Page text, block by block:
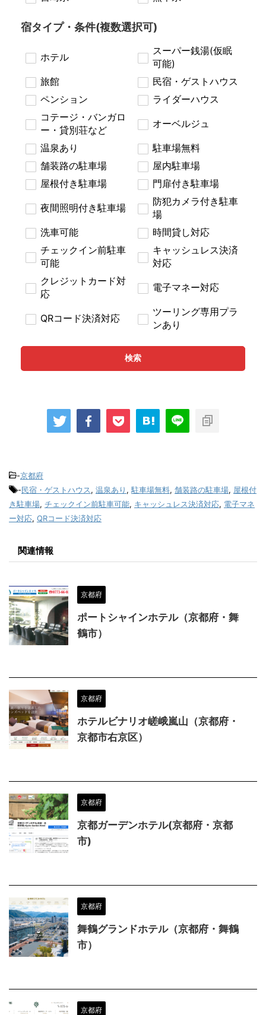
宿タイプ・条件(複数選択可)
ホテル
スーパー銭湯(仮眠
可能)
旅館
民宿・ゲストハウス
ペンション
ライダーハウス
コテージ・バンガロ
ー・貸別荘など
オーベルジュ
温泉あり
駐車場無料
舗装路の駐車場
屋内駐車場
屋根付き駐車場
門扉付き駐車場
夜間照明付き駐車場
防犯カメラ付き駐車
場
洗車可能
時間貸し対応
チェックイン前駐車
可能
キャッシュレス決済
対応
クレジットカード対
応
電子マネー対応
QRコード決済対応
ツーリング専用プラ
ンあり
検索
-京都府
-民宿・ゲストハウス, 温泉あり , 駐車場無料, 舗装路の駐車場, 屋根付
き駐車場, チェックイン前駐車可能, キャッシュレス決済対応, 電子マネ
ー対応, QRコード決済対応
関連情報
京都府
ポートシャインホテル（京都府・舞
鶴市）
京都府
ホテルビナリオ嵯峨嵐山（京都府・
京都市右京区）
京都府
京都ガーデンホテル(京都府・京都
市)
京都府
舞鶴グランドホテル（京都府・舞鶴
市）
京都府